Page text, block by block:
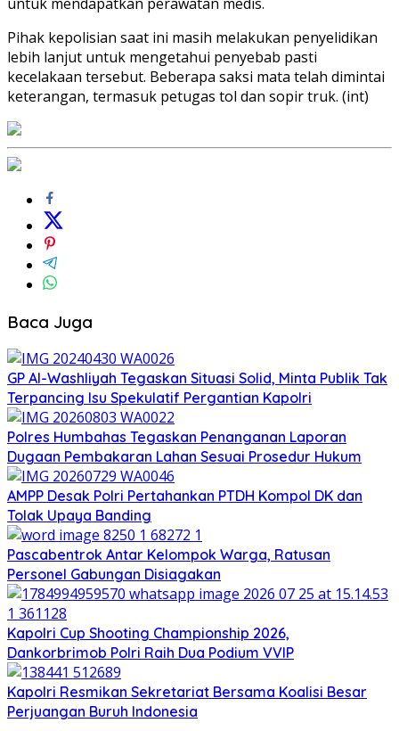
Pihak kepolisian saat ini masih melakukan penyelidikan
lebih lanjut untuk mengetahui penyebab pasti
kecelakaan tersebut. Beberapa saksi mata telah dimintai
keterangan, termasuk petugas tol dan sopir truk. (int)
Baca Juga
GP Al-Washliyah Tegaskan Situasi Solid, Minta Publik Tak
Terpancing Isu Spekulatif Pergantian Kapolri
Polres Humbahas Tegaskan Penanganan Laporan
Dugaan Pembakaran Lahan Sesuai Prosedur Hukum
AMPP Desak Polri Pertahankan PTDH Kompol DK dan
Tolak Upaya Banding
Pascabentrok Antar Kelompok Warga, Ratusan
Personel Gabungan Disiagakan
Kapolri Cup Shooting Championship 2026,
Dankorbrimob Polri Raih Dua Podium VVIP
Kapolri Resmikan Sekretariat Bersama Koalisi Besar
Perjuangan Buruh Indonesia